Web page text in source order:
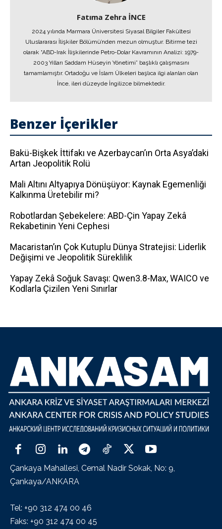
Fatıma Zehra İNCE
2024 yılında Marmara Üniversitesi Siyasal Bilgiler Fakültesi
Uluslararası İlişkiler Bölümü’nden mezun olmuştur. Bitirme tezi
olarak “ABD-Irak İlişkilerinde Petro-Dolar Kavramının Analizi: 1979-
2003 Yılları Saddam Hüseyin Yönetimi” başlıklı çalışmasını
tamamlamıştır. Ortadoğu ve İslam Ülkeleri başlıca ilgi alanları olan
İnce, ileri düzeyde İngilizce bilmektedir.
Benzer İçerikler
Bakü-Bişkek İttifakı ve Azerbaycan’ın Orta Asya’daki
Artan Jeopolitik Rolü
Mali Altını Altyapıya Dönüşüyor: Kaynak Egemenliği
Kalkınma Üretebilir mi?
Robotlardan Şebekelere: ABD-Çin Yapay Zekâ
Rekabetinin Yeni Cephesi
Macaristan’ın Çok Kutuplu Dünya Stratejisi: Liderlik
Değişimi ve Jeopolitik Süreklilik
Yapay Zekâ Soğuk Savaşı: Qwen3.8-Max, WAICO ve
Kodlarla Çizilen Yeni Sınırlar
Çankaya Mahallesi, Cemal Nadir Sokak, No: 9,
Çankaya/ANKARA
Tel: +90 312 474 00 46
Faks: +90 312 474 00 45